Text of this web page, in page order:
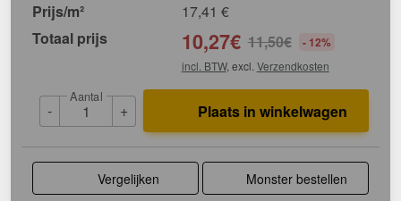
Prijs/m²
17,41 €
Totaal prijs
10,27€ 11,50€ - 12%
incl. BTW, excl. Verzendkosten
-
Aantal
+ Plaats in winkelwagen
Vergelijken Monster bestellen